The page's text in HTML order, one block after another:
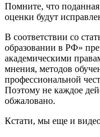
Помните, что
оценки будут
В соответствии со
образовании в РФ»
академическими
мнения, методов
профессиональной
Поэтому не каждое
обжаловано.
Кстати, мы еще и